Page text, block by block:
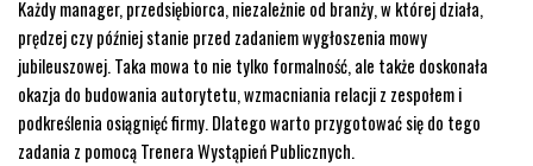
Każdy manager, przedsiębiorca, niezależnie od branży, w której działa,
prędzej czy później stanie przed zadaniem wygłoszenia mowy
jubileuszowej. Taka mowa to nie tylko formalność, ale także doskonała
okazja do budowania autorytetu, wzmacniania relacji z zespołem i
podkreślenia osiągnięć firmy. Dlatego warto przygotować się do tego
zadania z pomocą Trenera Wystąpień Publicznych.